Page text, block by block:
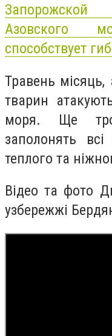
Азовского
способствует
Травень
тварин
моря. Ще
заполонять
теплого та
Відео та фото
узбережжі